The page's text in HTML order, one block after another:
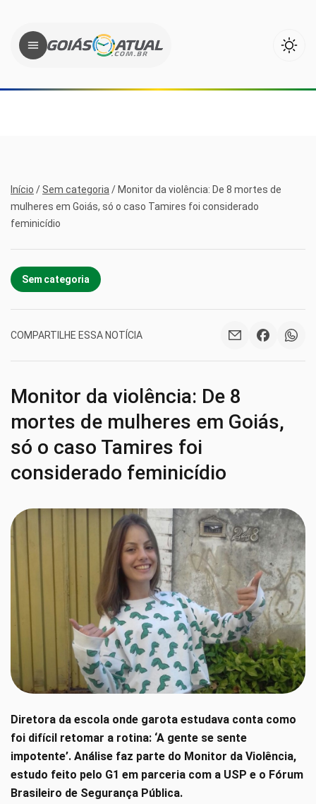
Início / Sem categoria / Monitor da violência: De 8 mortes de
mulheres em Goiás, só o caso Tamires foi considerado
feminicídio
Sem categoria
COMPARTILHE ESSA NOTÍCIA
Monitor da violência: De 8
mortes de mulheres em Goiás,
só o caso Tamires foi
considerado feminicídio
Diretora da escola onde garota estudava conta como
foi difícil retomar a rotina: ‘A gente se sente
impotente’. Análise faz parte do Monitor da Violência,
estudo feito pelo G1 em parceria com a USP e o Fórum
Brasileiro de Segurança Pública.